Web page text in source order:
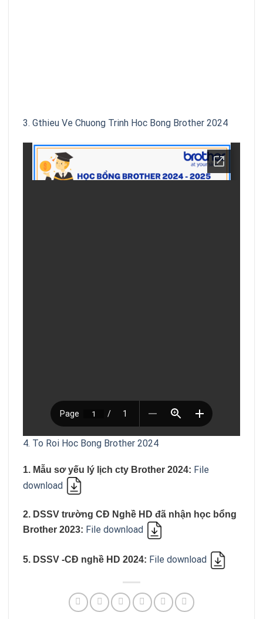
3. Gthieu Ve Chuong Trinh Hoc Bong Brother 2024
4. To Roi Hoc Bong Brother 2024
1. Mẫu sơ yếu lý lịch cty Brother 2024: File
download
2. DSSV trường CĐ Nghề HD đã nhận học bổng
Brother 2023: File download
5. DSSV -CĐ nghề HD 2024: File download